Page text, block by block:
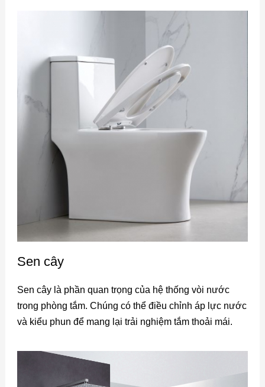
Sen cây
Sen cây là phần quan trọng của hệ thống vòi nước
trong phòng tắm. Chúng có thể điều chỉnh áp lực nước
và kiểu phun để mang lại trải nghiệm tắm thoải mái.